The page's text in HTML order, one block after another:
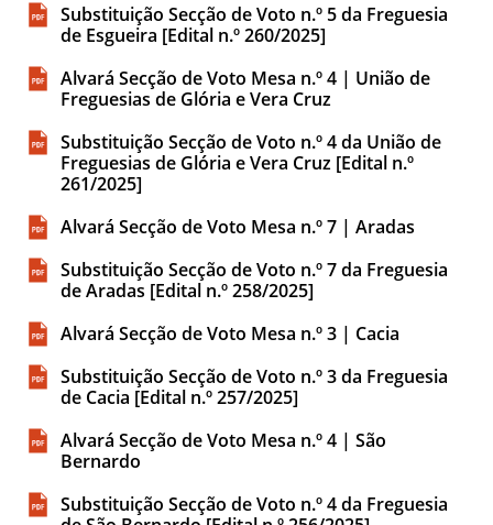
Substituição Secção de Voto n.º 5 da Freguesia
de Esgueira [Edital n.º 260/2025]
Alvará Secção de Voto Mesa n.º 4 | União de
Freguesias de Glória e Vera Cruz
Substituição Secção de Voto n.º 4 da União de
Freguesias de Glória e Vera Cruz [Edital n.º
261/2025]
Alvará Secção de Voto Mesa n.º 7 | Aradas
Substituição Secção de Voto n.º 7 da Freguesia
de Aradas [Edital n.º 258/2025]
Alvará Secção de Voto Mesa n.º 3 | Cacia
Substituição Secção de Voto n.º 3 da Freguesia
de Cacia [Edital n.º 257/2025]
Alvará Secção de Voto Mesa n.º 4 | São
Bernardo
Substituição Secção de Voto n.º 4 da Freguesia